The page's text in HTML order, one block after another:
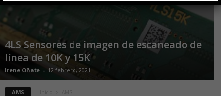
4LS Sensores de imagen de escaneado de
línea de 10K y 15K
Irene Oñate - 12 febrero, 2021
AMS